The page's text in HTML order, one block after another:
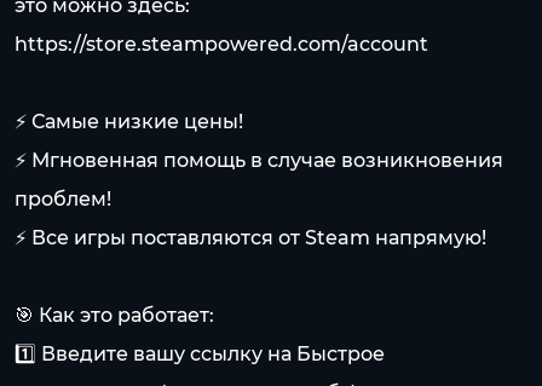
это можно здесь:
https://store.steampowered.com/account
⚡ Самые низкие цены!
⚡ Мгновенная помощь в случае возникновения
проблем!
⚡ Все игры поставляются от Steam напрямую!
🎯 Как это работает:
1️⃣ Введите вашу ссылку на Быстрое